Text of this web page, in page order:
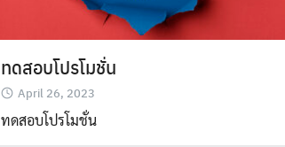
ทดสอบโปรโมชั่น
April 26, 2023
ทดสอบโปรโมชั่น